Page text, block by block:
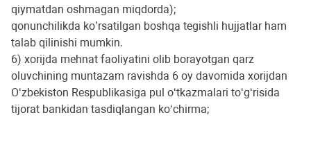
qiymatdan oshmagan miqdorda);
qonunchilikda koʼrsatilgan boshqa tegishli hujjatlar ham
talab qilinishi mumkin.
6) xorijda mehnat faoliyatini olib borayotgan qarz
oluvchining muntazam ravishda 6 oy davomida xorijdan
O‘zbekiston Respublikasiga pul o‘tkazmalari to‘g‘risida
tijorat bankidan tasdiqlangan ko‘chirma;